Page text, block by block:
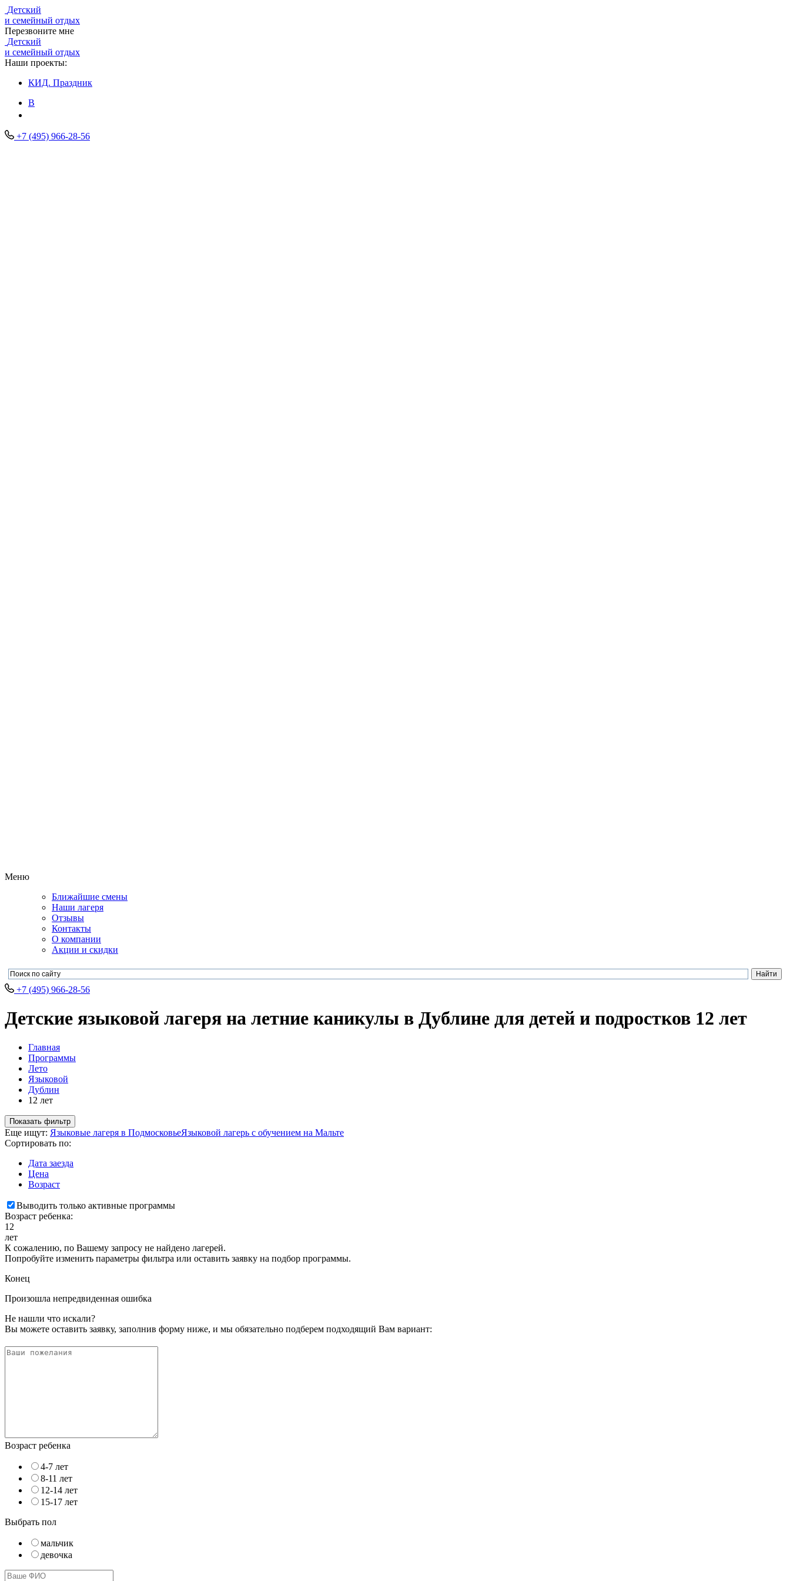
Детский
и семейный отдых
Перезвоните мне
Детский
и семейный отдых
Наши проекты:
КИД. Праздник
В
+7 (495) 966-28-56
Меню
Ближайшие смены
Наши лагеря
Отзывы
Контакты
О компании
Акции и скидки
+7 (495) 966-28-56
Детские языковой лагеря на летние каникулы в Дублине для детей и подростков 12 лет
Главная
Программы
Лето
Языковой
Дублин
12 лет
Показать фильтр
Еще ищут: Языковые лагеря в ПодмосковьеЯзыковой лагерь с обучением на Мальте
Сортировать по:
Дата заезда
Цена
Возраст
Выводить только активные программы
Возраст ребенка:
12
лет
К сожалению, по Вашему запросу не найдено лагерей.
Попробуйте изменить параметры фильтра или оставить заявку на подбор программы.
Конец
Произошла непредвиденная ошибка
Не нашли что искали?
Вы можете оставить заявку, заполнив форму ниже, и мы обязательно подберем подходящий Вам вариант:
Возраст ребенка
4-7 лет
8-11 лет
12-14 лет
15-17 лет
Выбрать пол
мальчик
девочка